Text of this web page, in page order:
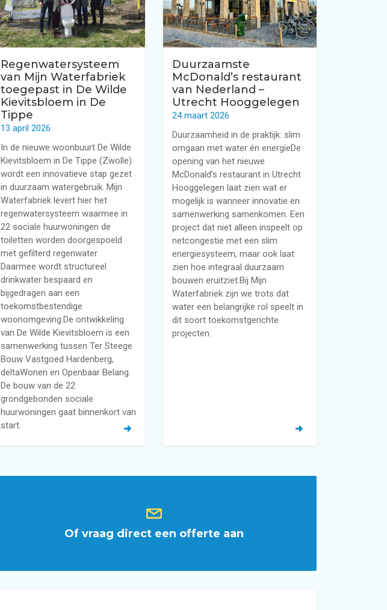
Regenwatersysteem
van Mijn Waterfabriek
toegepast in De Wilde
Kievitsbloem in De
Tippe
13 april 2026
In de nieuwe woonbuurt De Wilde
Kievitsbloem in De Tippe (Zwolle)
wordt een innovatieve stap gezet
in duurzaam watergebruik. Mijn
Waterfabriek levert hier het
regenwatersysteem waarmee in
22 sociale huurwoningen de
toiletten worden doorgespoeld
met gefilterd regenwater.
Daarmee wordt structureel
drinkwater bespaard en
bijgedragen aan een
toekomstbestendige
woonomgeving.De ontwikkeling
van De Wilde Kievitsbloem is een
samenwerking tussen Ter Steege
Bouw Vastgoed Hardenberg,
deltaWonen en Openbaar Belang.
De bouw van de 22
grondgebonden sociale
huurwoningen gaat binnenkort van
start.
Duurzaamste
McDonald’s restaurant
van Nederland –
Utrecht Hooggelegen
24 maart 2026
Duurzaamheid in de praktijk: slim
omgaan met water én energieDe
opening van het nieuwe
McDonald’s restaurant in Utrecht
Hooggelegen laat zien wat er
mogelijk is wanneer innovatie en
samenwerking samenkomen. Een
project dat niet alleen inspeelt op
netcongestie met een slim
energiesysteem, maar ook laat
zien hoe integraal duurzaam
bouwen eruitziet.Bij Mijn
Waterfabriek zijn we trots dat
water een belangrijke rol speelt in
dit soort toekomstgerichte
projecten.
Of vraag direct een offerte aan